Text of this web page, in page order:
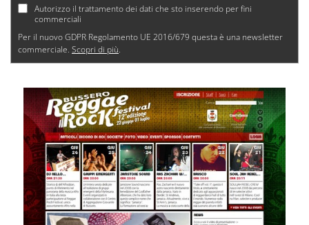
Autorizzo il trattamento dei dati che sto inserendo per fini
commerciali
Per il nuovo GDPR Regolamento UE 2016/679 questa è una newsletter
commerciale. Scopri di più.